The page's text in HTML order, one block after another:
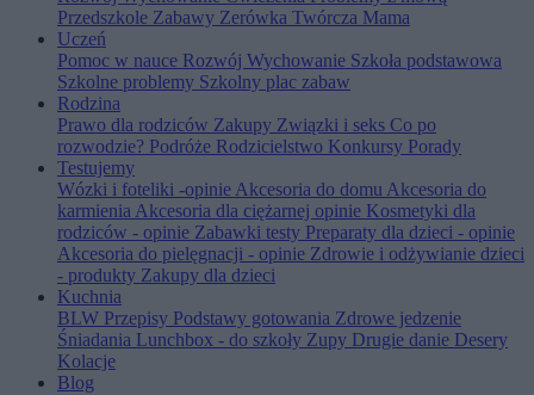
Przedszkole Zabawy Zerówka Twórcza Mama
Uczeń
Pomoc w nauce Rozwój Wychowanie Szkoła podstawowa
Szkolne problemy Szkolny plac zabaw
Rodzina
Prawo dla rodziców Zakupy Związki i seks Co po
rozwodzie? Podróże Rodzicielstwo Konkursy Porady
Testujemy
Wózki i foteliki -opinieAkcesoria do domu Akcesoria do
karmieniaAkcesoria dla ciężarnej opinie Kosmetyki dla
rodziców - opinie Zabawki testy Preparaty dla dzieci - opinie
Akcesoria do pielęgnacji - opinie Zdrowie i odżywianie dzieci
- produkty Zakupy dla dzieci
Kuchnia
BLW Przepisy Podstawy gotowania Zdrowe jedzenie
Śniadania Lunchbox - do szkoły Zupy Drugie danie Desery
Kolacje
Blog